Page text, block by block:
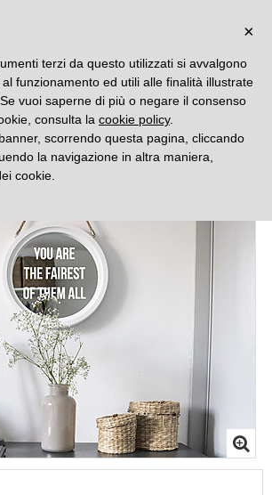
×
terzi da questo utilizzati si avvalgono
funzionamento ed utili alle finalità illustrate
vuoi saperne di più o negare il consenso
consulta la cookie policy.
scorrendo questa pagina, cliccando
la navigazione in altra maniera,
cookie.